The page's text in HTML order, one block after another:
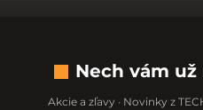
Nech vám
Akcie a zľavy · Novinky z